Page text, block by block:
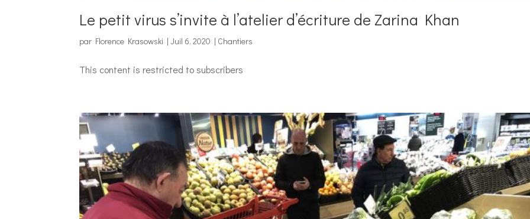
Le petit virus s’invite à l’atelier d’écriture de Zarina Khan
par Florence Krasowski |Juil 6, 2020 | Chantiers
This content is restricted to subscribers